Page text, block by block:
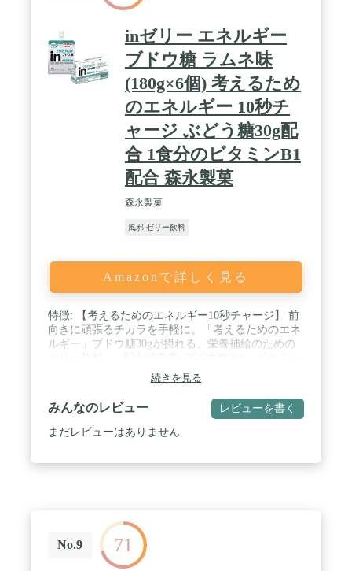
inゼリー エネルギー
ブドウ糖 ラムネ味
(180g×6個) 考えるため
のエネルギー 10秒チ
ャージ ぶどう糖30g配
合 1食分のビタミンB1
配合 森永製菓
森永製菓
風邪 ゼリー飲料
Amazonで詳しく見る
特徴: 【考えるためのエネルギー10秒チャージ】 前
向きに頑張るチカラを手軽に。「考えるためのエネ
ルギー」ブドウ糖30gが摂れる、栄養補給のための
B1、ナイアシン、パントテン酸、ビタミンB2、ビタ
ミンA、ビタミンB6、葉酸、ビタミンD、ビタミン
B12 / 味: ラムネ味 (Ramune-flavored jelly drink) / カ
ロリー: 1個当たり 128kcal / 内容量: 6個(6個入×1箱)
続きを見る
みんなのレビュー レビューを書く
まだレビューはありません
No.9 71